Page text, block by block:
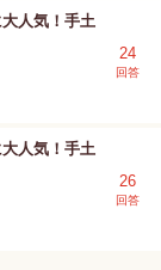
人気！手土
24
回答
人気！手土
26
回答